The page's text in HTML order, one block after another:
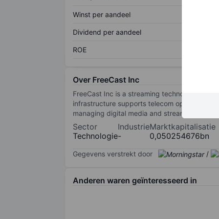
Winst per aandeel
Dividend per aandeel
ROE
Over FreeCast Inc
FreeCast Inc is a streaming technology
infrastructure supports telecom operators,
managing digital media and streaming
Sector
Technologie
Industrie
-
Marktkapitalisatie
0,050254676bn
Gegevens verstrekt door /
Anderen waren geïnteresseerd in